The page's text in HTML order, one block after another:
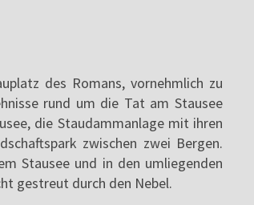
des Romans, vornehmlich zu
rund um die Tat am Stausee
die Staudammanlage mit ihren
zwischen zwei Bergen.
Stausee und in den umliegenden
gestreut durch den Nebel.